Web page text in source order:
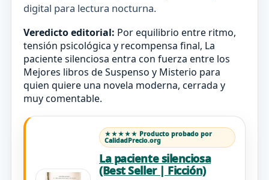
digital para lectura nocturna.
Veredicto editorial: Por equilibrio entre ritmo,
tensión psicológica y recompensa final, La
paciente silenciosa entra con fuerza entre los
Mejores libros de Suspenso y Misterio para
quien quiere una novela moderna, cerrada y
muy comentable.
★★★★★ Producto probado por
CalidadPrecio.org
La paciente silenciosa
(Best Seller | Ficción)